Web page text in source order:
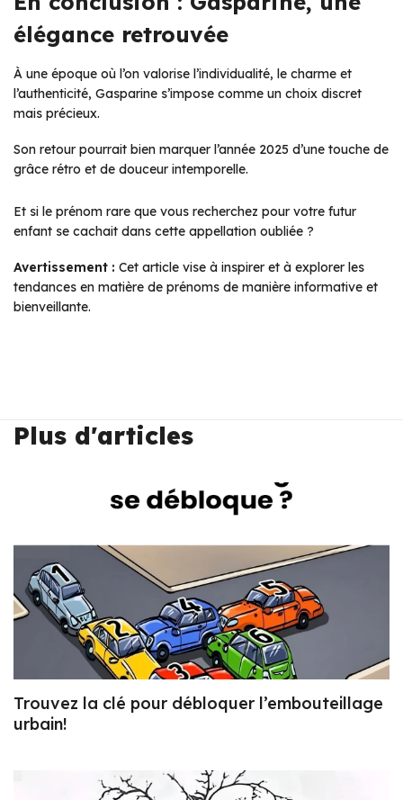
élégance retrouvée
À une époque où l’on valorise l’individualité, le charme et
l’authenticité, Gasparine s’impose comme un choix discret
mais précieux.
Son retour pourrait bien marquer l’année 2025 d’une touche de
grâce rétro et de douceur intemporelle.
Et si le prénom rare que vous recherchez pour votre futur
enfant se cachait dans cette appellation oubliée ?
Avertissement : Cet article vise à inspirer et à explorer les
tendances en matière de prénoms de manière informative et
bienveillante.
Plus d'articles
Trouvez la clé pour débloquer l’embouteillage
urbain!